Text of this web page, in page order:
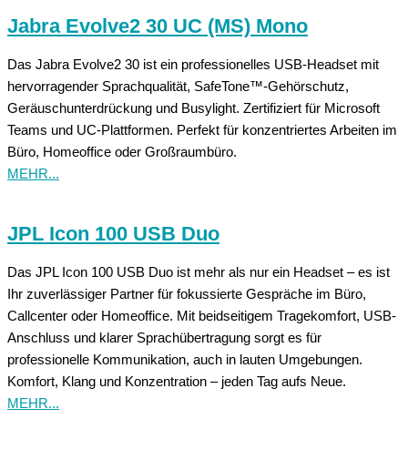
Jabra Evolve2 30 UC (MS) Mono
Das Jabra Evolve2 30 ist ein professionelles USB-Headset mit
hervorragender Sprachqualität, SafeTone™-Gehörschutz,
Geräuschunterdrückung und Busylight. Zertifiziert für Microsoft
Teams und UC-Plattformen. Perfekt für konzentriertes Arbeiten im
Büro, Homeoffice oder Großraumbüro.
MEHR...
JPL Icon 100 USB Duo
Das JPL Icon 100 USB Duo ist mehr als nur ein Headset – es ist
Ihr zuverlässiger Partner für fokussierte Gespräche im Büro,
Callcenter oder Homeoffice. Mit beidseitigem Tragekomfort, USB-
Anschluss und klarer Sprachübertragung sorgt es für
professionelle Kommunikation, auch in lauten Umgebungen.
Komfort, Klang und Konzentration – jeden Tag aufs Neue.
MEHR...